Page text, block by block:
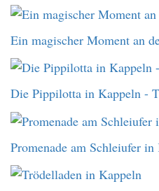
Ein magischer Moment an
Die Pippilotta in Kappeln -
Promenade am Schleiufer in